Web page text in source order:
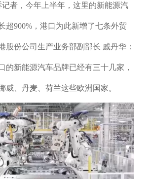
者，今年上半年，这里的新能源汽
超900%，港口为此新增了七条外贸
股份公司生产业务部副部长 戚丹华：
的新能源汽车品牌已经有三十几家，
威、丹麦、荷兰这些欧洲国家。